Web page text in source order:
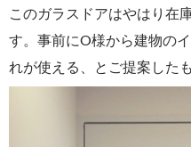
このガラスドアはやはり在
す。事前にO様から建物の
れが使える、とご提案した